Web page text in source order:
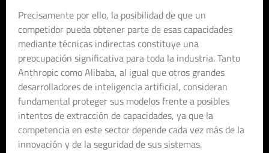
Precisamente por ello, la posibilidad de que un
competidor pueda obtener parte de esas capacidades
mediante técnicas indirectas constituye una
preocupación significativa para toda la industria. Tanto
Anthropic como Alibaba, al igual que otros grandes
desarrolladores de inteligencia artificial, consideran
fundamental proteger sus modelos frente a posibles
intentos de extracción de capacidades, ya que la
competencia en este sector depende cada vez más de la
innovación y de la seguridad de sus sistemas.